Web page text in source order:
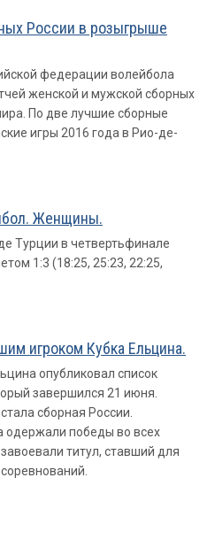
России в розыгрыше
федерации волейбола
женской и мужской сборных
По две лучшие сборные
игры 2016 года в Рио-де-
Женщины.
Турции в четвертьфинале
1:3 (18:25, 25:23, 22:25,
игроком Кубка Ельцина.
опубликовал список
завершился 21 июня.
сборная России.
победы во всех
титул, ставший для